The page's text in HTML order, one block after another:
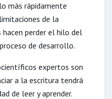
más rápidamente
de la
hacen perder el hilo del
de desarrollo.
expertos son
a la escritura tendrá
de leer y aprender.